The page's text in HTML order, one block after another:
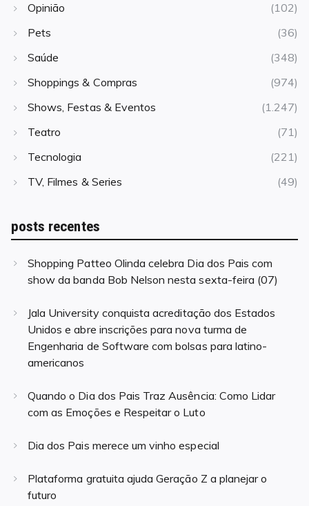
Opinião
(102)
Pets
(36)
Saúde
(348)
Shoppings & Compras
(974)
Shows, Festas & Eventos
(1.247)
Teatro
(71)
Tecnologia
(221)
TV, Filmes & Series
(49)
posts recentes
Shopping Patteo Olinda celebra Dia dos Pais com
show da banda Bob Nelson nesta sexta-feira (07)
Jala University conquista acreditação dos Estados
Unidos e abre inscrições para nova turma de
Engenharia de Software com bolsas para latino-
americanos
Quando o Dia dos Pais Traz Ausência: Como Lidar
com as Emoções e Respeitar o Luto
Dia dos Pais merece um vinho especial
Plataforma gratuita ajuda Geração Z a planejar o
futuro